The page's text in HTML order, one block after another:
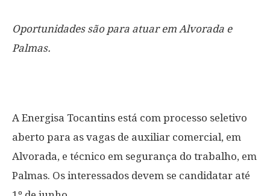
Oportunidades são para atuar em Alvorada e
Palmas.
A Energisa Tocantins está com processo seletivo
aberto para as vagas de auxiliar comercial, em
Alvorada, e técnico em segurança do trabalho, em
Palmas. Os interessados devem se candidatar até